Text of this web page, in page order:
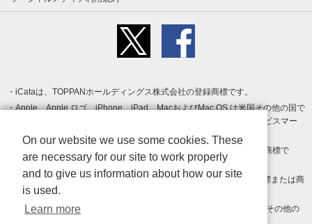
iCataは、TOPPANホールディングス株式会社の登録商標です。
Apple、Apple ロゴ、iPhone、iPad、MacおよびMac OS は米国その他の国で
登録された Apple Inc. の商標です。App Store は Apple Inc. のサービスマー
クです。
Android、Google Play および Google Play ロゴ は Google LLC の商標で
す。
Windows は Microsoft Inc.の米国およびその他の国における登録商標または商
標です。
Adobe、Adobe Reader、Adobe PDF は、Adobe Inc.の米国およびその他の
On our website we use some cookies. These
are necessary for our site to work properly
and to give us information about how our site
is used.
Learn more